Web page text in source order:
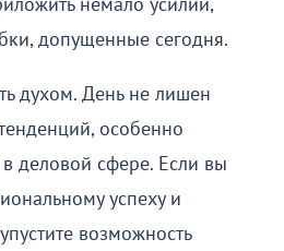
допущенные сегодня.
духом. День не лишен
особенно
деловой сфере. Если вы
успеху и
возможность